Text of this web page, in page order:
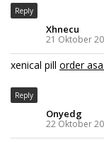
Reply
Xhnecu
21 Oktober
xenical pill order
Reply
Onyedg
22 Oktober